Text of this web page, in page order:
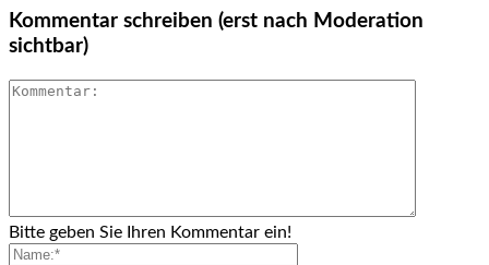
Kommentar schreiben (erst nach Moderation
sichtbar)
Bitte geben Sie Ihren Kommentar ein!